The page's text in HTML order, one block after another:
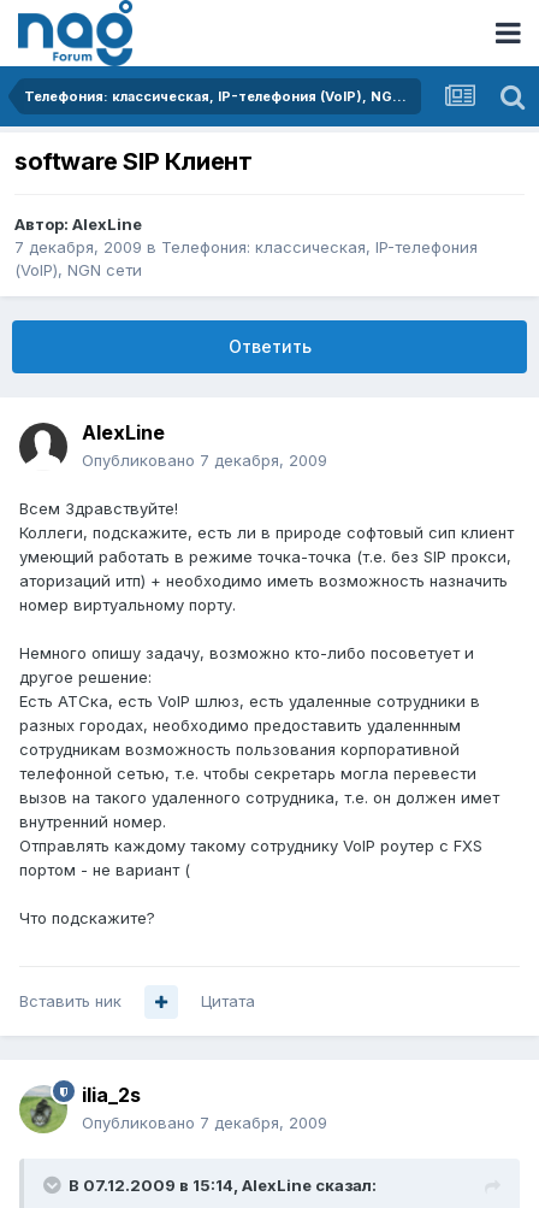
Телефония: классическая, IP-телефония (VoIP), NGN сети
software SIP Клиент
Автор: AlexLine
7 декабря, 2009 в Телефония: классическая, IP-телефония
(VoIP), NGN сети
Ответить
AlexLine
Опубликовано 7 декабря, 2009
Всем Здравствуйте!
Коллеги, подскажите, есть ли в природе софтовый сип клиент
умеющий работать в режиме точка-точка (т.е. без SIP прокси,
аторизаций итп) + необходимо иметь возможность назначить
номер виртуальному порту.
Немного опишу задачу, возможно кто-либо посоветует и
другое решение:
Есть АТСка, есть VoIP шлюз, есть удаленные сотрудники в
разных городах, необходимо предоставить удаленнным
сотрудникам возможность пользования корпоративной
телефонной сетью, т.е. чтобы секретарь могла перевести
вызов на такого удаленного сотрудника, т.е. он должен имет
внутренний номер.
Отправлять каждому такому сотруднику VoIP роутер с FXS
портом - не вариант (
Что подскажите?
Вставить ник Цитата
ilia_2s
Опубликовано 7 декабря, 2009
В 07.12.2009 в 15:14, AlexLine сказал: